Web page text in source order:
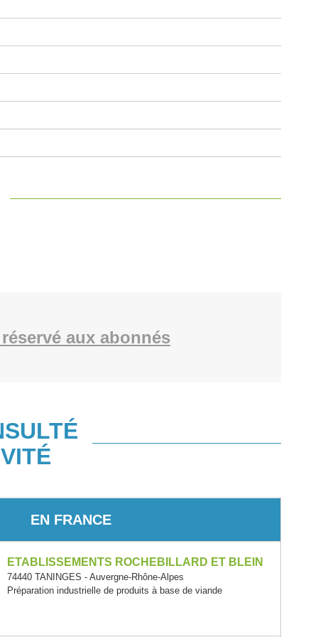
aux abonnés
EN FRANCE
ETABLISSEMENTS ROCHEBILLARD ET BLEIN
74440 TANINGES - Auvergne-Rhône-Alpes
Préparation industrielle de produits à base de viande